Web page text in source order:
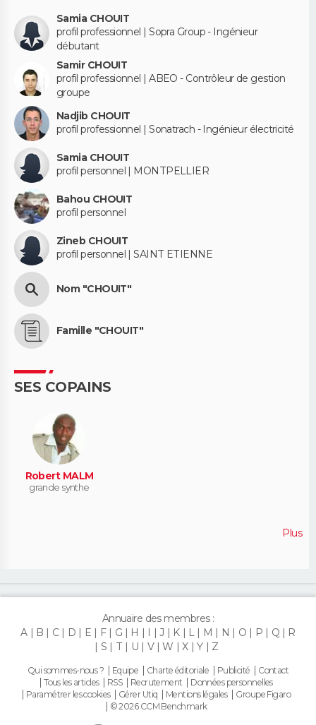
Samia CHOUIT
profil professionnel | Sopra Group - Ingénieur
débutant
Samir CHOUIT
profil professionnel | ABEO - Contrôleur de gestion
groupe
Nadjib CHOUIT
profil professionnel | Sonatrach - Ingénieur électricité
Samia CHOUIT
profil personnel | MONTPELLIER
Bahou CHOUIT
profil personnel
Zineb CHOUIT
profil personnel | SAINT ETIENNE
Nom "CHOUIT"
Famille "CHOUIT"
SES COPAINS
Robert MALM
grande synthe
Plus
Annuaire des membres :
A
B C D E F G H J K L M N O P Q
R
S
T U V W X Y Z
Qui sommes-nous ? Equipe Charte éditoriale Publicité
Contact
Tous les articles
RSS Recrutement
Données personnelles
Paramétrer les cookies
Gérer Utiq Mentions légales
Groupe Figaro
© 2026 CCM Benchmark